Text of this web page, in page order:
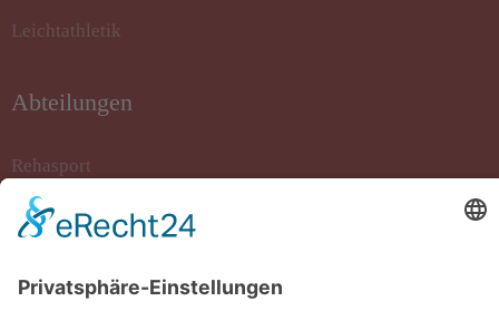
Leichtathletik
Abteilungen
Rehasport
Rollstuhlbasketball
Stockschiessen